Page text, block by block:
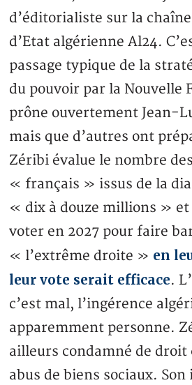
d’éditorialiste sur la
d’Etat algérienne Al24.
passage typique de la
du pouvoir par la Nouvelle
prône ouvertement Jean-
mais que d’autres ont
Zéribi évalue le nombre
« français » issus de la
« dix à douze millions » et
voter en 2027 pour faire
« l’extrême droite » en
leur vote serait efficace.
c’est mal, l’ingérence
apparemment personne.
ailleurs condamné de droit
abus de biens sociaux.